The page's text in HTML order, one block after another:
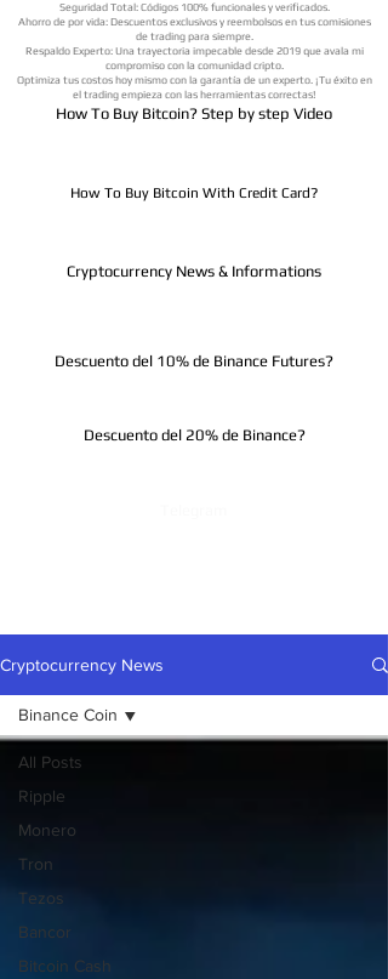
How To Buy Bitcoin? Step by step Video
How To Buy Bitcoin With Credit Card?
Cryptocurrency News & Informations
Descuento del 20% de Binance?
Descuento del 10% de Binance Futures?
Seguridad Total: Códigos 100% funcionales y verificados.
Ahorro de por vida: Descuentos exclusivos y reembolsos en tus comisiones
de trading para siempre.
Respaldo Experto: Una trayectoria impecable desde 2019 que avala mi
compromiso con la comunidad cripto.
Optimiza tus costos hoy mismo con la garantía de un experto. ¡Tu éxito en
el trading empieza con las herramientas correctas!
Cryptocurrency News
All Posts
Ripple
Monero
Tron
Tezos
Bancor
Bitcoin Cash
Binance Coin